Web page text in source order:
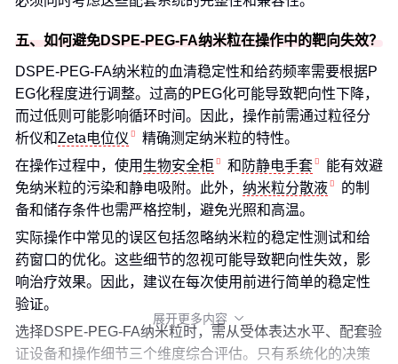
五、如何避免DSPE-PEG-FA纳米粒在操作中的靶向失效？
DSPE-PEG-FA纳米粒的血清稳定性和给药频率需要根据P
EG化程度进行调整。过高的PEG化可能导致靶向性下降，
而过低则可能影响循环时间。因此，操作前需通过粒径分
析仪和Zeta电位仪
精确测定纳米粒的特性。
在操作过程中，使用 生物安全柜 和 防静电手套
能有效避
免纳米粒的污染和静电吸附。此外， 纳米粒分散液
的制
备和储存条件也需严格控制，避免光照和高温。
实际操作中常见的误区包括忽略纳米粒的稳定性测试和给
药窗口的优化。这些细节的忽视可能导致靶向性失效，影
响治疗效果。因此，建议在每次使用前进行简单的稳定性
验证。
选择DSPE-PEG-FA纳米粒时，需从受体表达水平、配套验
证设备和操作细节三个维度综合评估。只有系统化的决策
展开更多内容 